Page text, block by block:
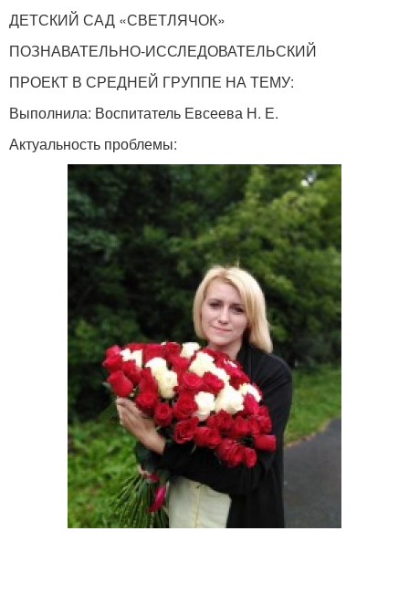
ДЕТСКИЙ САД «СВЕТЛЯЧОК»
ПОЗНАВАТЕЛЬНО-ИССЛЕДОВАТЕЛЬСКИЙ
ПРОЕКТ В СРЕДНЕЙ ГРУППЕ НА ТЕМУ:
Выполнила: Воспитатель Евсеева Н. Е.
Актуальность проблемы: